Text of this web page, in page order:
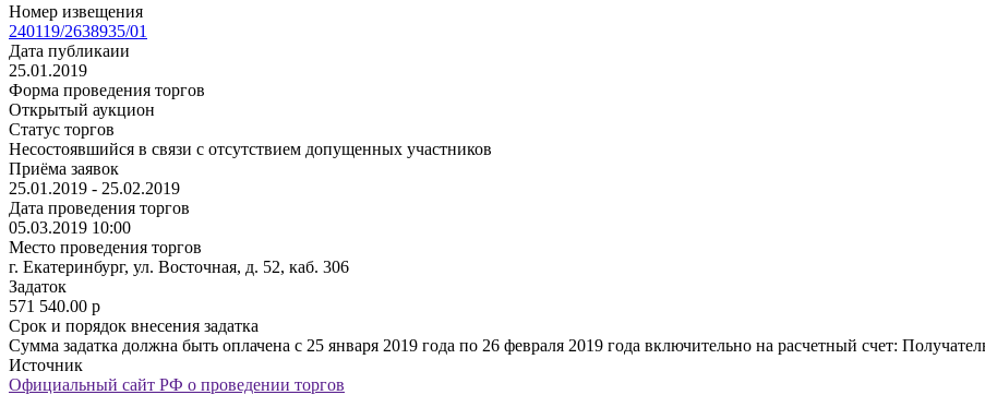
Номер извещения
240119/2638935/01
Дата публикаии
25.01.2019
Форма проведения торгов
Открытый аукцион
Статус торгов
Несостоявшийся в связи с отсутствием допущенных участников
Приёма заявок
25.01.2019 - 25.02.2019
Дата проведения торгов
05.03.2019 10:00
Место проведения торгов
г. Екатеринбург, ул. Восточная, д. 52, каб. 306
Задаток
571 540.00 p
Срок и порядок внесения задатка
Сумма задатка должна быть оплачена с 25 января 2019 года по 26 февраля 2019 года включительно на расчетный счет:
Источник
Официальный сайт РФ о проведении торгов